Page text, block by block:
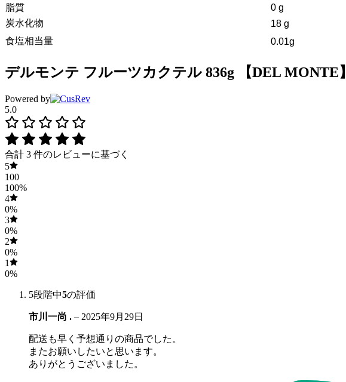
脂質
0 g
炭水化物
18 g
食塩相当量
0.01g
デルモンテ フルーツカクテル 836g 【DEL MONTE】
Powered by
5.0
合計 3 件のレビューに基づく
5
100
100%
4
0%
3
0%
2
0%
1
0%
5段階中5の評価
市川一尚 . – 2025年9月29日
配送も早く予想通りの商品でした。
またお願いしたいと思います。
ありがとうございました。